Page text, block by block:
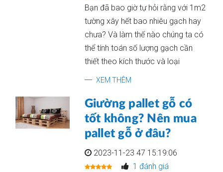
Bạn đã bao giờ tự hỏi rằng với 1m2
tường xây hết bao nhiêu gạch hay
chưa? Và làm thế nào chúng ta có
thể tính toán số lượng gạch cần
thiết theo kích thước và loại
XEM THÊM
Giường pallet gỗ có
tốt không? Nên mua
pallet gỗ ở đâu?
2023-11-23 47 15:19:06
1 đánh giá